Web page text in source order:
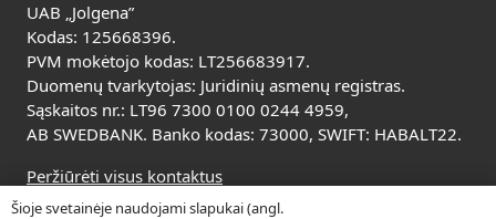
UAB „Jolgena”
Kodas: 125668396.
PVM mokėtojo kodas: LT256683917.
Duomenų tvarkytojas: Juridinių asmenų registras.
Sąskaitos nr.: LT96 7300 0100 0244 4959,
AB SWEDBANK. Banko kodas: 73000, SWIFT: HABALT22.
Peržiūrėti visus kontaktus
Šioje svetainėje naudojami slapukai (angl.